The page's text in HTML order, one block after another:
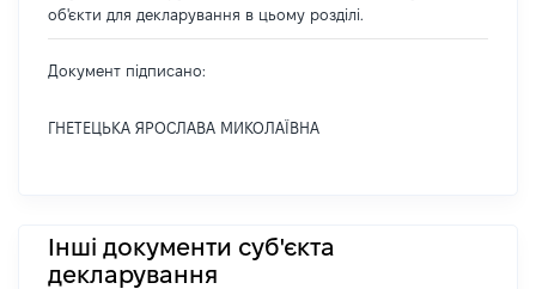
об'єкти для декларування в цьому розділі.
Документ підписано:
ГНЕТЕЦЬКА ЯРОСЛАВА МИКОЛАЇВНА
Інші документи суб'єкта
декларування